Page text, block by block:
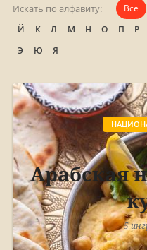
Искать по алфавиту: Все
Й
К Л М Н О П Р
Э
Ю Я
Арабская
5